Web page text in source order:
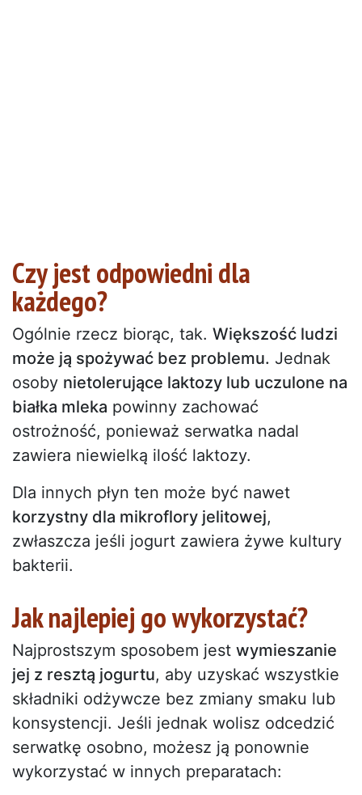
Czy jest odpowiedni dla
każdego?
Ogólnie rzecz biorąc, tak. Większość ludzi
może ją spożywać bez problemu. Jednak
osoby nietolerujące laktozy lub uczulone na
białka mleka powinny zachować
ostrożność, ponieważ serwatka nadal
zawiera niewielką ilość laktozy.
Dla innych płyn ten może być nawet
korzystny dla mikroflory jelitowej,
zwłaszcza jeśli jogurt zawiera żywe kultury
bakterii.
Jak najlepiej go wykorzystać?
Najprostszym sposobem jest wymieszanie
jej z resztą jogurtu, aby uzyskać wszystkie
składniki odżywcze bez zmiany smaku lub
konsystencji. Jeśli jednak wolisz odcedzić
serwatkę osobno, możesz ją ponownie
wykorzystać w innych preparatach: